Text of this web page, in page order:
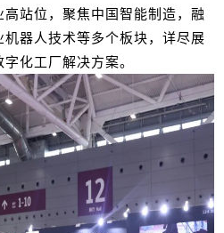
站位，聚焦中国智能制造，融
器人技术等多个板块，详尽展
化工厂解决方案。